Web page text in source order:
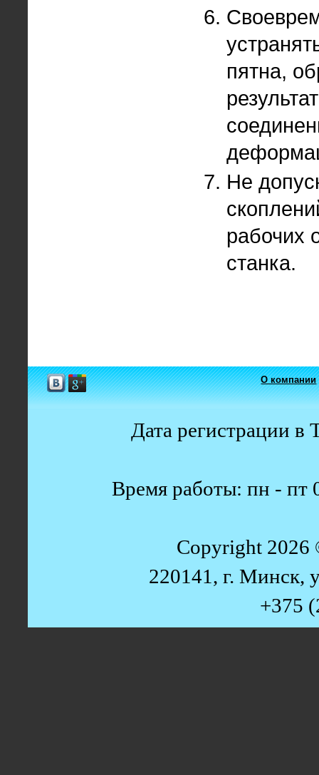
пятна,
Не
рабочих
станка.
О компании
Дата регистрации в
Время работы: пн - пт
Copyright
220141, г. Минск,
+375